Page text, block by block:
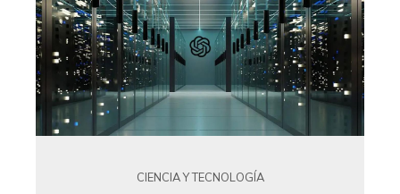
CIENCIA Y TECNOLOGÍA